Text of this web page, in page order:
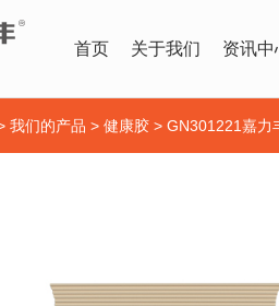
首页 关于我们 资讯中
我们的产品 > 健康胶 > GN301221嘉力